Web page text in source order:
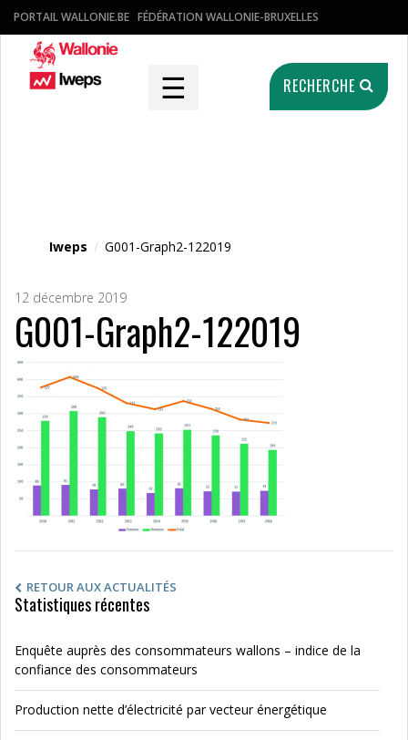
PORTAIL WALLONIE.BE FÉDÉRATION WALLONIE-BRUXELLES
☰ RECHERCHE
Iweps / G001-Graph2-122019
12 décembre 2019
G001-Graph2-122019
RETOUR AUX ACTUALITÉS
Statistiques récentes
Enquête auprès des consommateurs wallons – indice de la
confiance des consommateurs
Production nette d’électricité par vecteur énergétique